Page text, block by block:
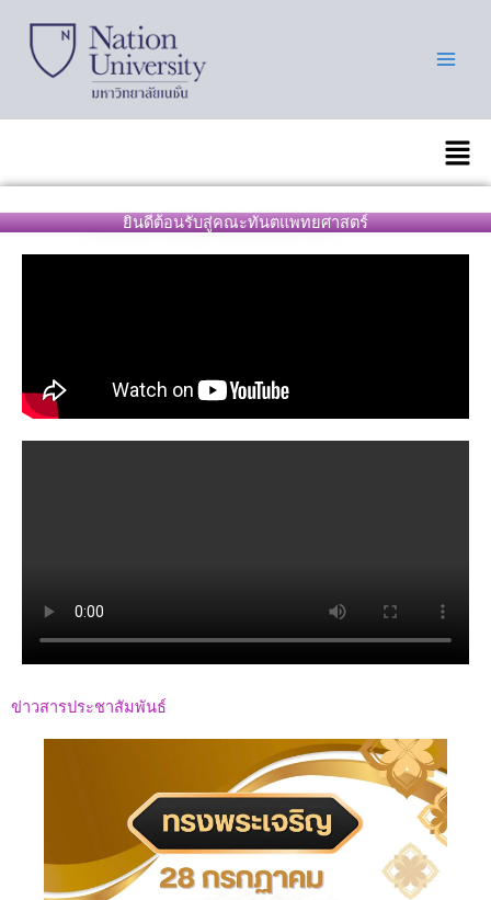
content
เมนู
ยินดีต้อนรับสู่คณะทันตแพทยศาสตร์
ข่าวสารประชาสัมพันธ์